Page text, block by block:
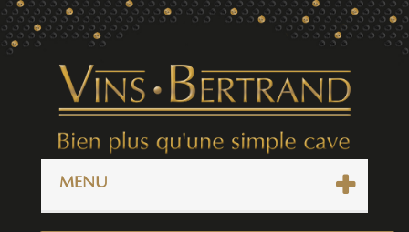
MENU